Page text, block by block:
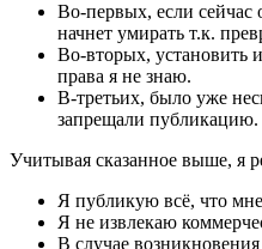
Во-первых, если сейчас
начнет умирать т.к.
Во-вторых, установить
права я не знаю.
В-третьих, было уже
запрещали публикацию.
Учитывая сказанное выше, я
Я публикую всё, что
Я не извлекаю
В случае